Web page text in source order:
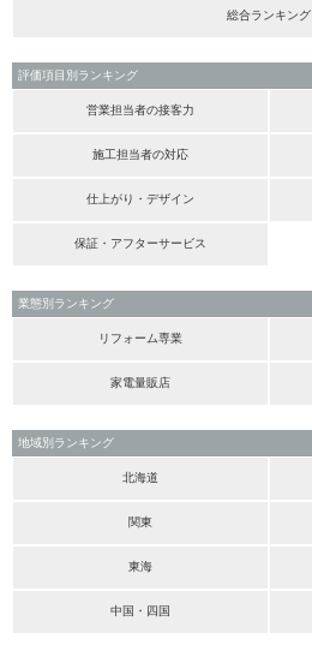
総合ランキング
評価項目別ランキング
営業担当者の接客力
施工担当者の対応
仕上がり・デザイン
保証・アフターサービス
業態別ランキング
リフォーム専業
家電量販店
地域別ランキング
北海道
関東
東海
中国・四国